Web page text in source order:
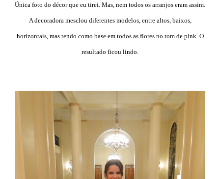
Única foto do décor que eu tirei. Mas, nem todos os arranjos eram assim.
A decoradora mesclou diferentes modelos, entre altos, baixos,
horizontais, mas tendo como base em todos as flores no tom de pink. O
resultado ficou lindo.